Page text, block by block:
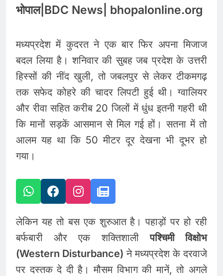
भोपाल|BDC News| bhopalonline.org
मध्यप्रदेश में कुदरत ने एक बार फिर अपना मिजाज
बदल लिया है। शनिवार की सुबह जब प्रदेश के उत्तरी
हिस्सों की नींद खुली, तो जबलपुर से लेकर टीकमगढ़
तक सफेद कोहरे की चादर लिपटी हुई थी। ग्वालियर
और रीवा सहित करीब 20 जिलों में धुंध इतनी गहरी थी
कि मानों सड़कें आसमान से मिल गई हों। सतना में तो
आलम यह था कि 50 मीटर दूर देखना भी दूभर हो
गया।
लेकिन यह तो बस एक शुरुआत है। पहाड़ों पर हो रही
बर्फबारी और एक शक्तिशालीपश्चिमी विक्षोभ
(Western Disturbance) ने मध्यप्रदेश के दरवाजे
पर दस्तक दे दी है। मौसम विभाग की मानें, तो अगले